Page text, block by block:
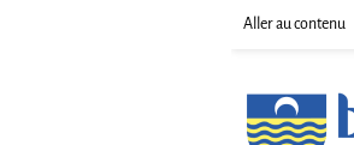
Aller au contenu